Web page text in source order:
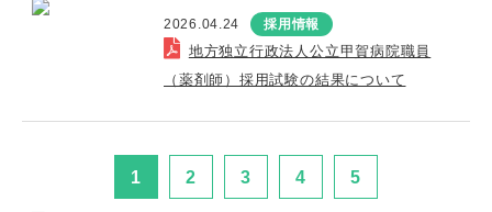
2026.04.24 採用情報
地方独立行政法人公立甲賀病院職員
（薬剤師）採用試験の結果について
1 2 3 4 5